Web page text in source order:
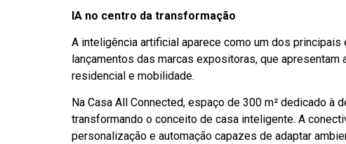
IA no centro da transformação
A inteligência artificial aparece como um dos
lançamentos das marcas expositoras, que
residencial e mobilidade.
Na Casa All Connected, espaço de 300 m² dedicado
transformando o conceito de casa inteligente. A
personalização e automação capazes de adaptar